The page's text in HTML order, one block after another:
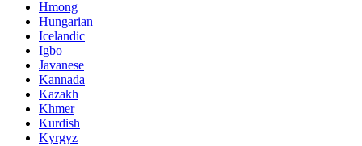
Hmong
Hungarian
Icelandic
Igbo
Javanese
Kannada
Kazakh
Khmer
Kurdish
Kyrgyz